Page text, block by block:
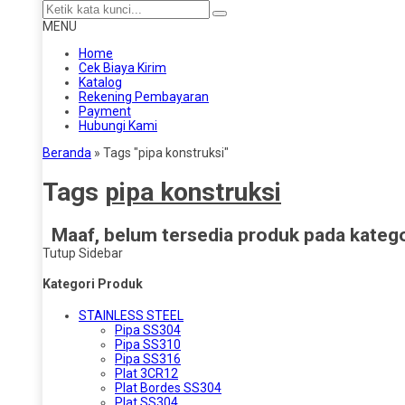
MENU
Home
Cek Biaya Kirim
Katalog
Rekening Pembayaran
Payment
Hubungi Kami
Beranda » Tags "pipa konstruksi"
Tags pipa konstruksi
Maaf, belum tersedia produk pada
Tutup Sidebar
Kategori Produk
STAINLESS STEEL
Pipa SS304
Pipa SS310
Pipa SS316
Plat 3CR12
Plat Bordes SS304
Plat SS304